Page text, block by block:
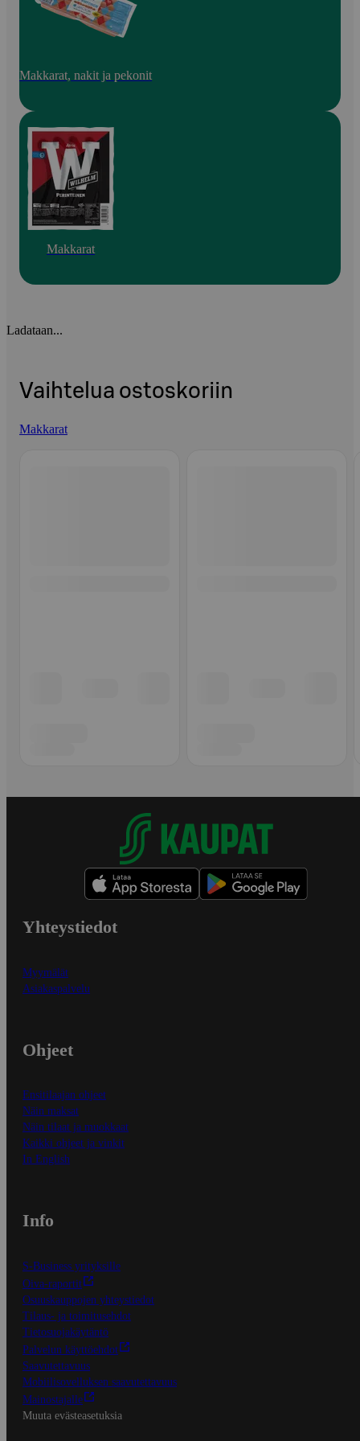
Makkarat, nakit ja pekonit
Makkarat
Ladataan...
Vaihtelua ostoskoriin
Makkarat
Yhteystiedot
Myymälät
Asiakaspalvelu
Ohjeet
Ensitilaajan ohjeet
Näin maksat
Näin tilaat ja muokkaat
Kaikki ohjeet ja vinkit
In English
Info
S-Business yrityksille
Oiva-raportit
Osuuskauppojen yhteystiedot
Tilaus- ja toimitusehdot
Tietosuojakäytäntö
Palvelun käyttöehdot
Saavutettavuus
Mobiilisovelluksen saavutettavuus
Mainostajalle
Muuta evästeasetuksia